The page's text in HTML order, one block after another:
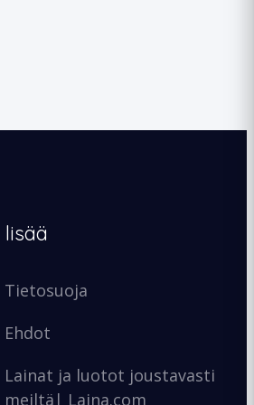
lisää
Tietosuoja
Ehdot
Lainat ja luotot joustavasti
meiltä| Laina.com